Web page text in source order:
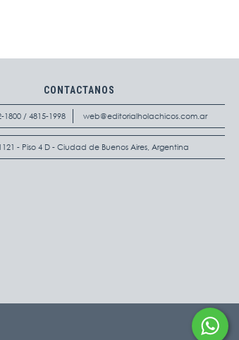
CONTACTANOS
1800 / 4815-1998 web@editorialholachicos.com.ar
- Piso 4 D - Ciudad de Buenos Aires, Argentina